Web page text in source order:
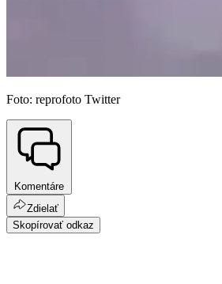
Foto: reprofoto Twitter
Komentáre
Zdielať
Skopírovať odkaz